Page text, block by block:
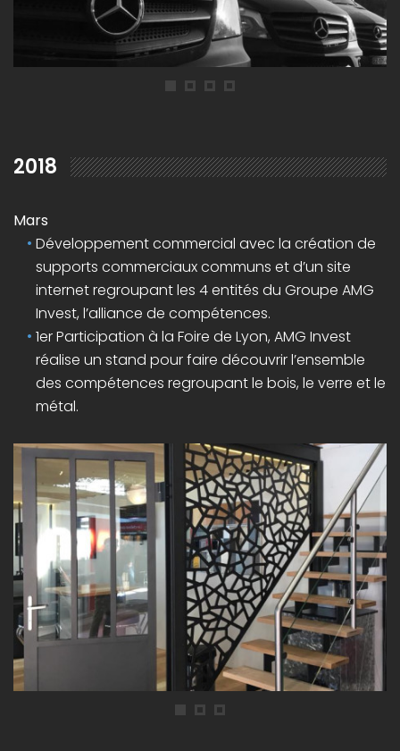
2018
Mars
Développement commercial avec la création de
supports commerciaux communs et d’un site
internet regroupant les 4 entités du Groupe AMG
Invest, l’alliance de compétences.
1er Participation à la Foire de Lyon, AMG Invest
réalise un stand pour faire découvrir l’ensemble
des compétences regroupant le bois, le verre et le
métal.